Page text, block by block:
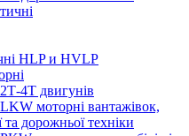
HLP и HVLP
4Т двигунів
моторні вантажівок,
та дорожньої техніки